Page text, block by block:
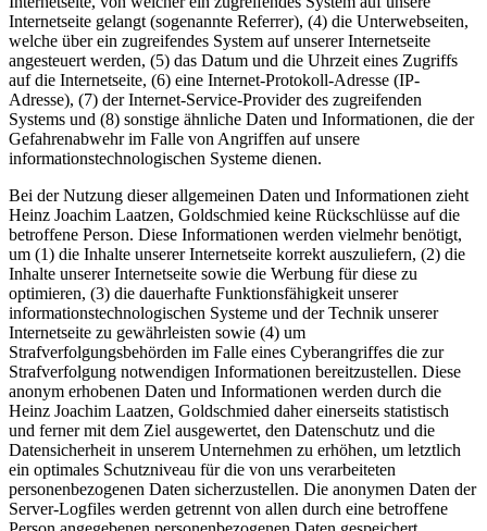
Internetseite gelangt (sogenannte Referrer), (4) die Unterwebseiten,
welche über ein zugreifendes System auf unserer Internetseite
angesteuert werden, (5) das Datum und die Uhrzeit eines Zugriffs
auf die Internetseite, (6) eine Internet-Protokoll-Adresse (IP-
Adresse), (7) der Internet-Service-Provider des zugreifenden
Systems und (8) sonstige ähnliche Daten und Informationen, die der
Gefahrenabwehr im Falle von Angriffen auf unsere
informationstechnologischen Systeme dienen.
Bei der Nutzung dieser allgemeinen Daten und Informationen zieht
Heinz Joachim Laatzen, Goldschmied keine Rückschlüsse auf die
betroffene Person. Diese Informationen werden vielmehr benötigt,
um (1) die Inhalte unserer Internetseite korrekt auszuliefern, (2) die
Inhalte unserer Internetseite sowie die Werbung für diese zu
optimieren, (3) die dauerhafte Funktionsfähigkeit unserer
informationstechnologischen Systeme und der Technik unserer
Internetseite zu gewährleisten sowie (4) um
Strafverfolgungsbehörden im Falle eines Cyberangriffes die zur
Strafverfolgung notwendigen Informationen bereitzustellen. Diese
anonym erhobenen Daten und Informationen werden durch die
Heinz Joachim Laatzen, Goldschmied daher einerseits statistisch
und ferner mit dem Ziel ausgewertet, den Datenschutz und die
Datensicherheit in unserem Unternehmen zu erhöhen, um letztlich
ein optimales Schutzniveau für die von uns verarbeiteten
personenbezogenen Daten sicherzustellen. Die anonymen Daten der
Server-Logfiles werden getrennt von allen durch eine betroffene